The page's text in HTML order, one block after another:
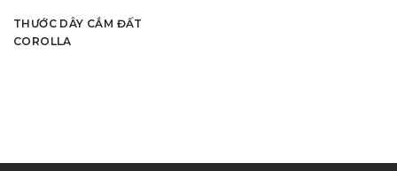
THƯỚC DÂY CẮM ĐẤT
COROLLA